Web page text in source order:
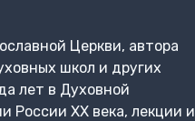
Церкви, автора
школ и других
лет в Духовной
России ХХ века, лекции и